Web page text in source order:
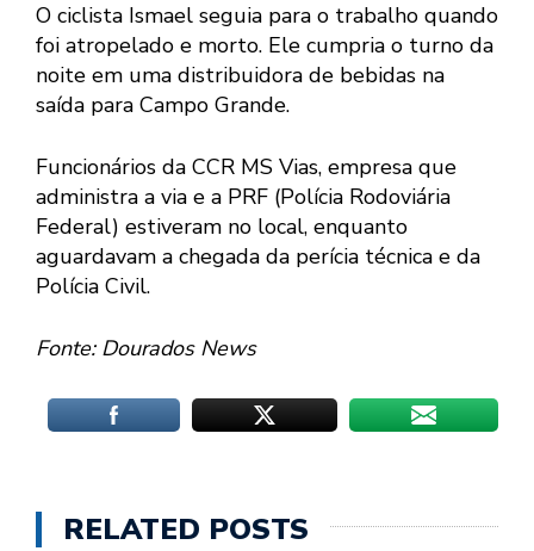
O ciclista Ismael seguia para o trabalho quando
foi atropelado e morto. Ele cumpria o turno da
noite em uma distribuidora de bebidas na
saída para Campo Grande.
Funcionários da CCR MS Vias, empresa que
administra a via e a PRF (Polícia Rodoviária
Federal) estiveram no local, enquanto
aguardavam a chegada da perícia técnica e da
Polícia Civil.
Fonte: Dourados News
RELATED POSTS